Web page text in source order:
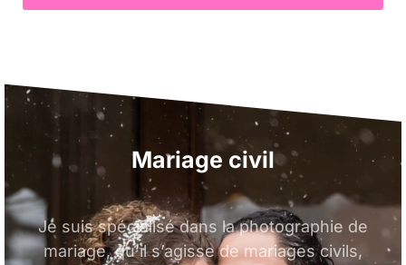
Mariage oriental
Je suis spécialisé dans la photographie de
mariage, qu’il s’agisse de mariages civils,